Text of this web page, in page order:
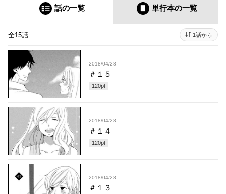
話の一覧 単行本の一覧
全15話 1話から
2018/04/28
＃１５
120pt
2018/04/28
＃１４
120pt
2018/04/28
＃１３